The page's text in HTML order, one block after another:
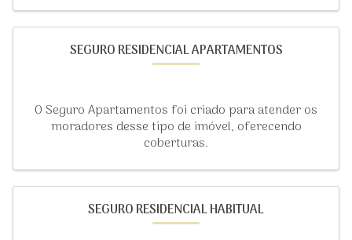
SEGURO RESIDENCIAL APARTAMENTOS
O Seguro Apartamentos foi criado para atender os
moradores desse tipo de imóvel, oferecendo
coberturas.
SEGURO RESIDENCIAL HABITUAL